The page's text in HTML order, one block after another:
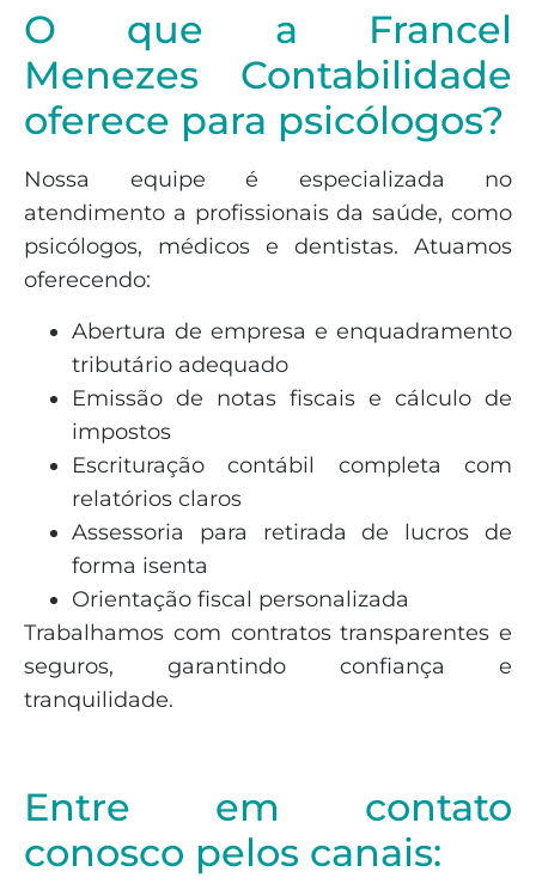
O que a Francel
Menezes Contabilidade
oferece para psicólogos?
Nossa equipe é especializada no
atendimento a profissionais da saúde, como
psicólogos, médicos e dentistas. Atuamos
oferecendo:
Abertura de empresa e enquadramento
tributário adequado
Emissão de notas fiscais e cálculo de
impostos
Escrituração contábil completa com
relatórios claros
Assessoria para retirada de lucros de
forma isenta
Orientação fiscal personalizada
Trabalhamos com contratos transparentes e
seguros, garantindo confiança e
tranquilidade.
Entre em contato
conosco pelos canais: